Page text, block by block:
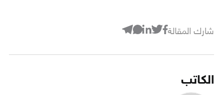
شارك المقالة
الكاتب